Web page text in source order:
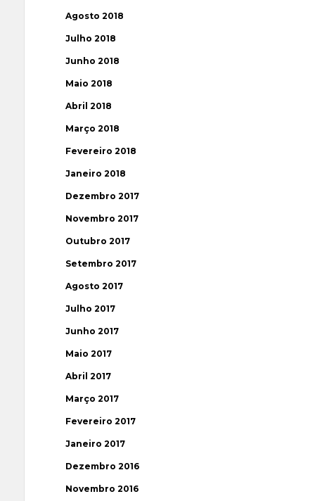
Agosto 2018
Julho 2018
Junho 2018
Maio 2018
Abril 2018
Março 2018
Fevereiro 2018
Janeiro 2018
Dezembro 2017
Novembro 2017
Outubro 2017
Setembro 2017
Agosto 2017
Julho 2017
Junho 2017
Maio 2017
Abril 2017
Março 2017
Fevereiro 2017
Janeiro 2017
Dezembro 2016
Novembro 2016